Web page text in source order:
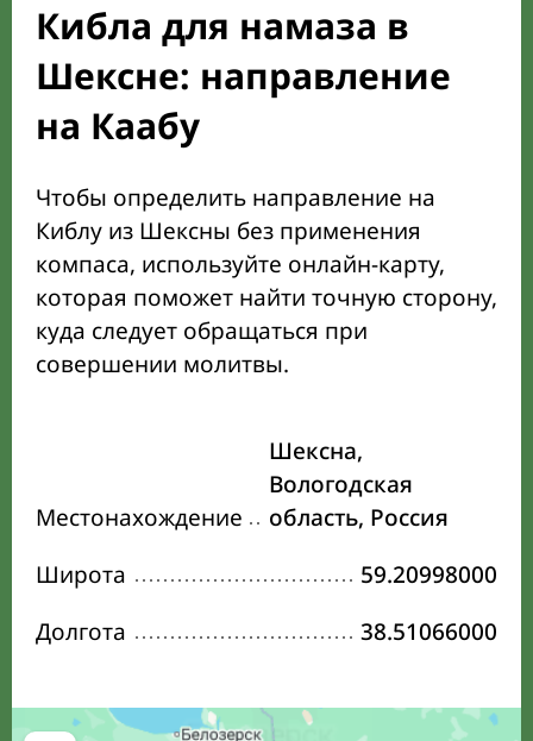
Кибла для намаза в
Шексне: направление
на Каабу
Чтобы определить направление на
Киблу из Шексны без применения
компаса, используйте онлайн-карту,
которая поможет найти точную сторону,
куда следует обращаться при
совершении молитвы.
Местонахождение
Шексна,
Вологодская
область, Россия
Широта
59.20998000
Долгота
38.51066000